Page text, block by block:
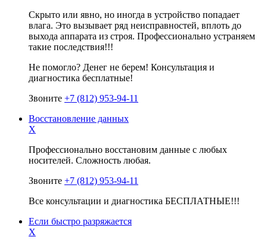
Скрыто или явно, но иногда в устройство попадает
влага. Это вызывает ряд неисправностей, вплоть до
выхода аппарата из строя. Профессионально устраняем
такие последствия!!!
Не помогло? Денег не берем! Консультация и
диагностика бесплатные!
Звоните +7 (812) 953-94-11
Восстановление данных
X
Профессионально восстановим данные с любых
носителей. Сложность любая.
Звоните +7 (812) 953-94-11
Все консультации и диагностика БЕСПЛАТНЫЕ!!!
Если быстро разряжается
X